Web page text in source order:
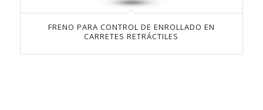
FRENO PARA CONTROL DE ENROLLADO EN
CARRETES RETRÁCTILES